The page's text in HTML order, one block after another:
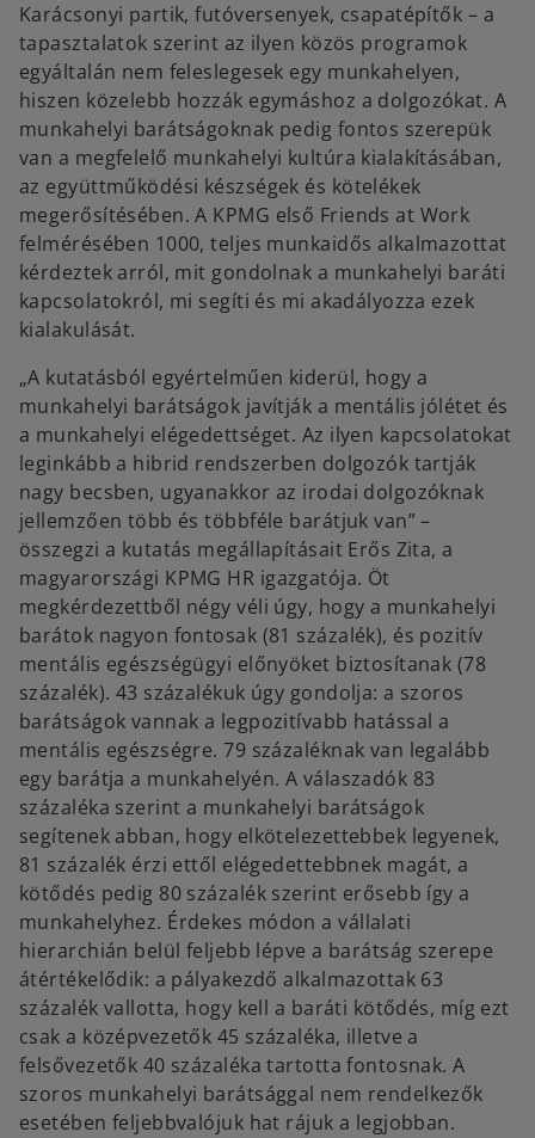
Karácsonyi partik, futóversenyek, csapatépítők – a
tapasztalatok szerint az ilyen közös programok
egyáltalán nem feleslegesek egy munkahelyen,
hiszen közelebb hozzák egymáshoz a dolgozókat. A
munkahelyi barátságoknak pedig fontos szerepük
van a megfelelő munkahelyi kultúra kialakításában,
az együttműködési készségek és kötelékek
megerősítésében. A KPMG első Friends at Work
felmérésében 1000, teljes munkaidős alkalmazottat
kérdeztek arról, mit gondolnak a munkahelyi baráti
kapcsolatokról, mi segíti és mi akadályozza ezek
kialakulását.
„A kutatásból egyértelműen kiderül, hogy a
munkahelyi barátságok javítják a mentális jólétet és
a munkahelyi elégedettséget. Az ilyen kapcsolatokat
leginkább a hibrid rendszerben dolgozók tartják
nagy becsben, ugyanakkor az irodai dolgozóknak
jellemzően több és többféle barátjuk van” –
összegzi a kutatás megállapításait Erős Zita, a
magyarországi KPMG HR igazgatója. Öt
megkérdezettből négy véli úgy, hogy a munkahelyi
barátok nagyon fontosak (81 százalék), és pozitív
mentális egészségügyi előnyöket biztosítanak (78
százalék). 43 százalékuk úgy gondolja: a szoros
barátságok vannak a legpozitívabb hatással a
mentális egészségre. 79 százaléknak van legalább
egy barátja a munkahelyén. A válaszadók 83
százaléka szerint a munkahelyi barátságok
segítenek abban, hogy elkötelezettebbek legyenek,
81 százalék érzi ettől elégedettebbnek magát, a
kötődés pedig 80 százalék szerint erősebb így a
munkahelyhez. Érdekes módon a vállalati
hierarchián belül feljebb lépve a barátság szerepe
átértékelődik: a pályakezdő alkalmazottak 63
százalék vallotta, hogy kell a baráti kötődés, míg ezt
csak a középvezetők 45 százaléka, illetve a
felsővezetők 40 százaléka tartotta fontosnak. A
szoros munkahelyi barátsággal nem rendelkezők
esetében feljebbvalójuk hat rájuk a legjobban.